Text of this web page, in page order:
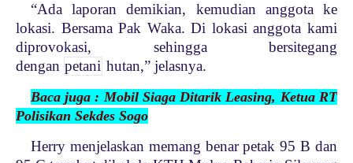
“Ada laporan demikian, kemudian anggota ke
lokasi. Bersama Pak Waka. Di lokasi anggota kami
diprovokasi, sehingga bersitegang
dengan petani hutan,” jelasnya.
Baca juga : Mobil Siaga Ditarik Leasing, Ketua RT
Polisikan Sekdes Sogo
Herry menjelaskan memang benar petak 95 B dan